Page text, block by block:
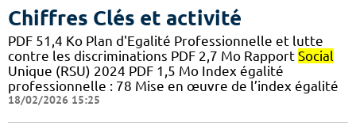
Chiffres Clés et activité
PDF 51,4 Ko Plan d'Egalité Professionnelle et lutte
contre les discriminations PDF 2,7 Mo Rapport Social
Unique (RSU) 2024 PDF 1,5 Mo Index égalité
professionnelle : 78 Mise en œuvre de l’index égalité
18/02/2026 15:25